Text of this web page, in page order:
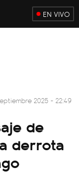
EN VIVO
2025 - 22:49
de
derrota